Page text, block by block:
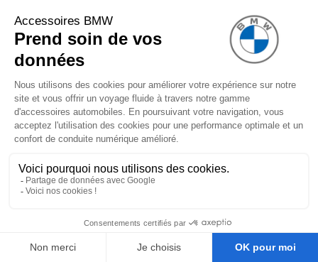
Détachants BMW
Disolvants BMW
Lubrifiants BMW
Nettoyant extérieur BMW
Pièces détachées BMW
Alimentation Carburant BMW
Boitier papillon BMW
Faisceau de câble pour réservoir avec pompe
d'aspiration BMW
Injecteur BMW
Pompe diesel BMW
Allumage / Préchauffage BMW